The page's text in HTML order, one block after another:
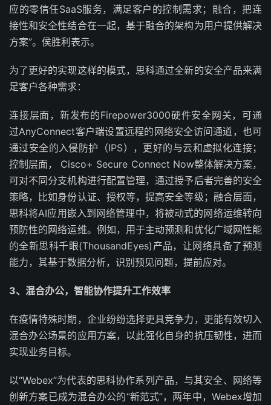
应的零信任SaaS服务，满足客户的控制需求；融合，把连
接性和安全性结合在一起，基于融合的架构为用户提供解决
方案”。侯胜利表示。
为了更好的实现这样的模式，思科通过全新的安全产品来满
足客户各种需求：
连接层面，新发布的Firepower3000硬件安全网关，可通
过AnyConnect客户端设置远程的网络安全访问通道，也可
通过安全的入侵防护（IPS），更好的与云和虚拟化连接；
控制层面， Cisco+ Secure Connect Now整体解决方案，
可对不同分支机构进行配置管理，通过授予后者完善的安全
策略，比如身份认证、授权等，提高安全等级；融合层面，
思科将AI应用嵌入到网络管理中，将被动式的网络运维转向
预防性的网络运维。例如，用于主动预测和优化广域网性能
的全新思科千眼(ThousandEyes)产品，让网络具备了预测
能力，其基于数据分析，识别预见问题，提前应对。
3、混合办公，智能协作提升工作效率
在疫情特殊时期，企业纷纷选择更具竞争力，更能有效切入
混合办公场景的应用方案，以此强化自身的抗压韧性，进而
实现业务目标。
以“Webex”为代表的思科协作系列产品，与其安全、网络等
创新方案已成为混合办公的“新范式”，两年中，Webex增加